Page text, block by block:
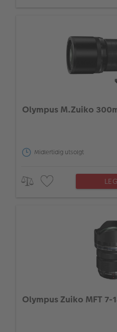
Olympus M.Zuiko
Midlertidig utsolgt
Olympus Zuiko MFT 7-